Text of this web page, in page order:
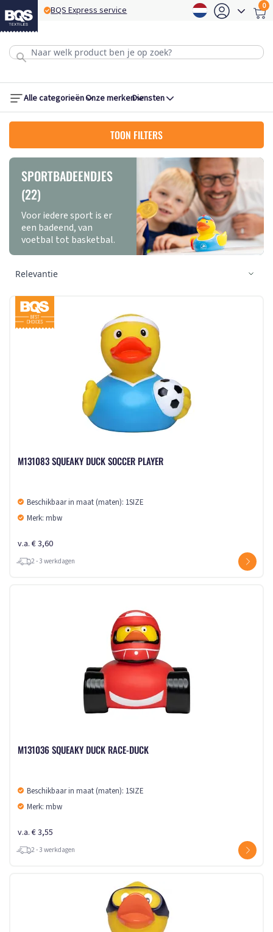
BQS Express service 0
Alle categorieënOnze merkenDiensten
TOON FILTERS
SPORTBADEENDJES
(22)
Voor iedere sport is er
een badeend, van
voetbal tot basketbal.
M131083 SQUEAKY DUCK SOCCER PLAYER
Beschikbaar in maat (maten): 1SIZE
Merk: mbw
v.a. € 3,60
2 - 3 werkdagen
M131036 SQUEAKY DUCK RACE-DUCK
Beschikbaar in maat (maten): 1SIZE
Merk: mbw
v.a. € 3,55
2 - 3 werkdagen